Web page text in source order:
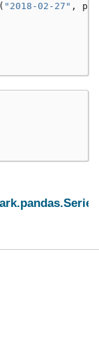
( "2018-02-27" ,